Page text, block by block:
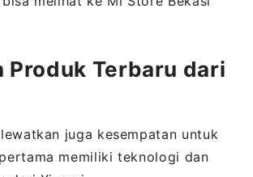
Produk Terbaru dari
juga kesempatan untuk
memiliki teknologi dan